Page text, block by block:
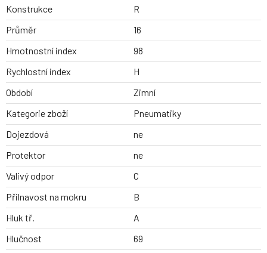
Konstrukce
R
Průměr
16
Hmotnostní index
98
Rychlostní index
H
Období
Zimní
Kategorie zboží
Pneumatiky
Dojezdová
ne
Protektor
ne
Valivý odpor
C
Přilnavost na mokru
B
Hluk tř.
A
Hlučnost
69